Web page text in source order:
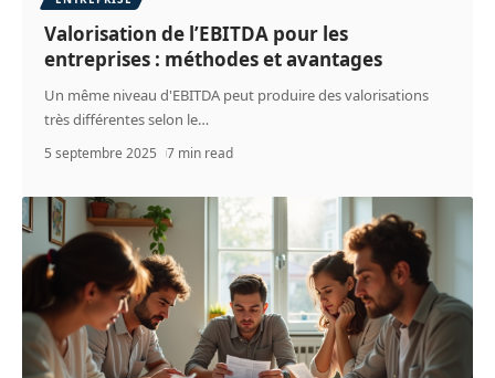
Valorisation de l’EBITDA pour les
entreprises : méthodes et avantages
Un même niveau d'EBITDA peut produire des valorisations
très différentes selon le…
5 septembre 2025 7 min read